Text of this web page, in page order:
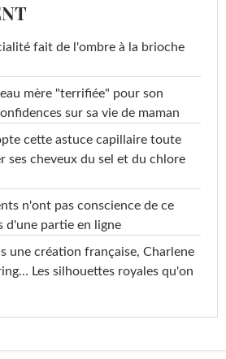
fait de l'ombre à la brioche
mère "terrifiée" pour son
sur sa vie de maman
cette astuce capillaire toute
ses cheveux du sel et du chlore
n'ont pas conscience de ce
d'une partie en ligne
une création française, Charlene
Les silhouettes royales qu'on